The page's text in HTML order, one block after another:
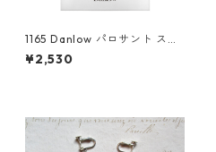
1165 Danlow パロサント ステ
ィック(香木)
¥2,530